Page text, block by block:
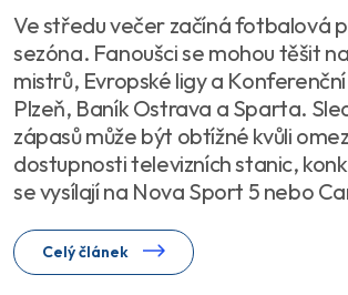
Ve středu večer začíná fotbalová
sezóna. Fanoušci se mohou těšit
mistrů, Evropské ligy a
Plzeň, Baník Ostrava a Sparta.
zápasů může být obtížné kvůli
dostupnosti televizních stanic,
se vysílají na Nova Sport 5 nebo
Celý článek